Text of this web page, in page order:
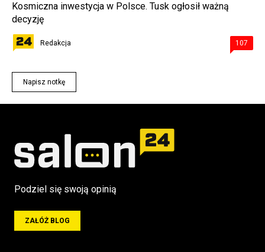
Kosmiczna inwestycja w Polsce. Tusk ogłosił ważną
decyzję
Redakcja 107
Napisz notkę
Podziel się swoją opinią
ZAŁÓŻ BLOG